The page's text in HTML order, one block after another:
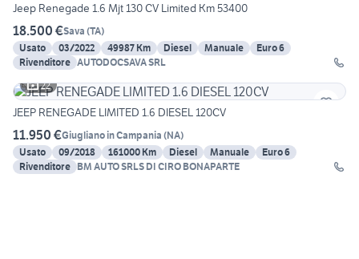
Jeep Renegade 1.6 Mjt 130 CV Limited Km 53400
18.500 €Sava (TA)
Usato
03/2022 49987 Km Diesel Manuale
Euro 6
Rivenditore AUTODOCSAVA SRL
22
JEEP RENEGADE LIMITED 1.6 DIESEL 120CV
11.950 €Giugliano in Campania (NA)
Usato
09/2018 161000 Km Diesel Manuale
Euro 6
Rivenditore BM AUTO SRLS DI CIRO BONAPARTE